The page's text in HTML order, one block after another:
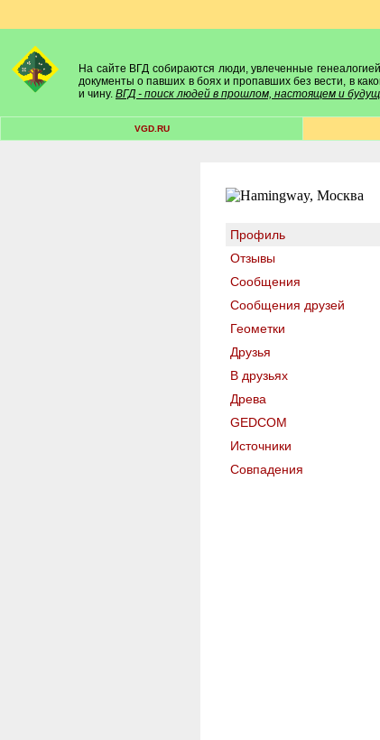
На сайте ВГД собираются люди, увлеченные
документы о павших в боях и пропавших без вести, в
и чину. ВГД - поиск людей в прошлом, настоящем и
VGD.RU
Профиль
Отзывы
Сообщения
Сообщения друзей
Геометки
Друзья
В друзьях
Древа
GEDCOM
Источники
Совпадения